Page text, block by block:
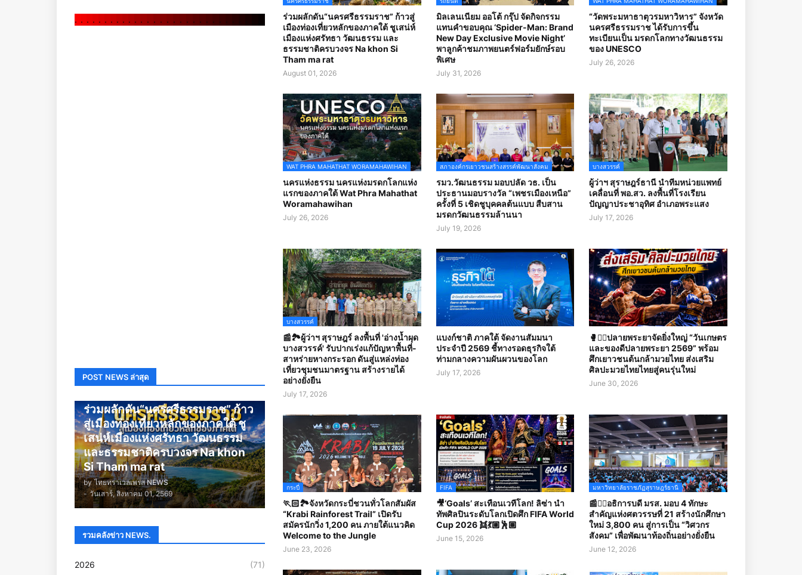
ร่วมผลักดัน“นครศรีธรรมราช” ก้าวสู่
เมืองท่องเที่ยวหลักของภาคใต้ ชูเสน่ห์
เมืองแห่งศรัทธา วัฒนธรรม และ
ธรรมชาติครบวงจร Na khon Si
Tham ma rat
August 01, 2026
มิลเลนเนียม ออโต้ กรุ๊ป จัดกิจกรรม
แทนคำขอบคุณ ‘Spider-Man: Brand
New Day Exclusive Movie Night’
พาลูกค้าชมภาพยนตร์ฟอร์มยักษ์รอบ
พิเศษ
July 31, 2026
“วัดพระมหาธาตุวรมหาวิหาร” จังหวัด
นครศรีธรรมราช ได้รับการขึ้น
ทะเบียนเป็น มรดกโลกทางวัฒนธรรม
ของ UNESCO
July 26, 2026
WAT PHRA MAHATHAT WORAMAHAWIHAN
นครแห่งธรรม นครแห่งมรดกโลกแห่ง
แรกของภาคใต้ Wat Phra Mahathat
Woramahawihan
July 26, 2026
สภาองค์กรเยาวชนสร้างสรรค์พัฒนาสังคม
รมว.วัฒนธรรม มอบปลัด วธ. เป็น
ประธานมอบรางวัล “เพชรเมืองเหนือ”
ครั้งที่ 5 เชิดชูบุคคลต้นแบบ สืบสาน
มรดกวัฒนธรรมล้านนา
July 19, 2026
บางสวรรค์
ผู้ว่าฯ สุราษฎร์ธานี นำทีมหน่วยแพทย์
เคลื่อนที่ พอ.สว. ลงพื้นที่โรงเรียน
ปัญญาประชาอุทิศ อำเภอพระแสง
July 17, 2026
บางสวรรค์
📰🏞️ผู้ว่าฯ สุราษฎร์ ลงพื้นที่ 'อ่างน้ำผุด
บางสวรรค์' รับปากเร่งแก้ปัญหาพื้นที่-
สาหร่ายหางกระรอก ดันสู่แหล่งท่อง
เที่ยวชุมชนมาตรฐาน สร้างรายได้
อย่างยั่งยืน
July 17, 2026
แบงก์ชาติ ภาคใต้ จัดงานสัมมนา
ประจำปี 2569 ชี้ทางรอดธุรกิจใต้
ท่ามกลางความผันผวนของโลก
July 17, 2026
🥊🤼‍♀️ปลายพระยาจัดยิ่งใหญ่ “วันเกษตร
และของดีปลายพระยา 2569” พร้อม
ศึกเยาวชนต้นกล้ามวยไทย ส่งเสริม
ศิลปะมวยไทยไทยสู่คนรุ่นใหม่
June 30, 2026
กระบี่
🏃🏻🏞️จังหวัดกระบี่ชวนทั่วโลกสัมผัส
“Krabi Rainforest Trail” เปิดรับ
สมัครนักวิ่ง 1,200 คน ภายใต้แนวคิด
Welcome to the Jungle
June 23, 2026
FIFA
🎥‘Goals’ สะเทือนเวทีโลก! ลิซ่า นำ
ทัพศิลปินระดับโลกเปิดศึก FIFA World
Cup 2026 👯💃🏼🕺🏽
June 15, 2026
มหาวิทยาลัยราชภัฏสุราษฎร์ธานี
📰✍🏻อธิการบดี มรส. มอบ 4 ทักษะ
สำคัญแห่งศตวรรษที่ 21 สร้างนักศึกษา
ใหม่ 3,800 คน สู่การเป็น “วิศวกร
สังคม” เพื่อพัฒนาท้องถิ่นอย่างยั่งยืน
June 12, 2026
. . . . . . . . . . . . . . . . . . . . . . . . . .
POST NEWS ล่าสุด
ร่วมผลักดัน“นครศรีธรรมราช” ก้าว
สู่เมืองท่องเที่ยวหลักของภาคใต้ ชู
เสน่ห์เมืองแห่งศรัทธา วัฒนธรรม
และธรรมชาติครบวงจร Na khon
Si Tham ma rat
by ไทยทราเวลเพรส NEWS
- วันเสาร์, สิงหาคม 01, 2569
รวมคลังข่าว NEWS.
2026 (71)